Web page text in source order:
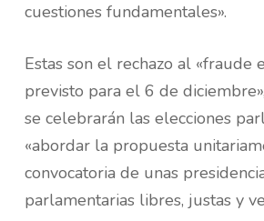
cuestiones fundamentales».
Estas son el rechazo al «fraude
previsto para el 6 de
se celebrarán las elecciones
«abordar la propuesta
convocatoria de unas
parlamentarias libres, justas y